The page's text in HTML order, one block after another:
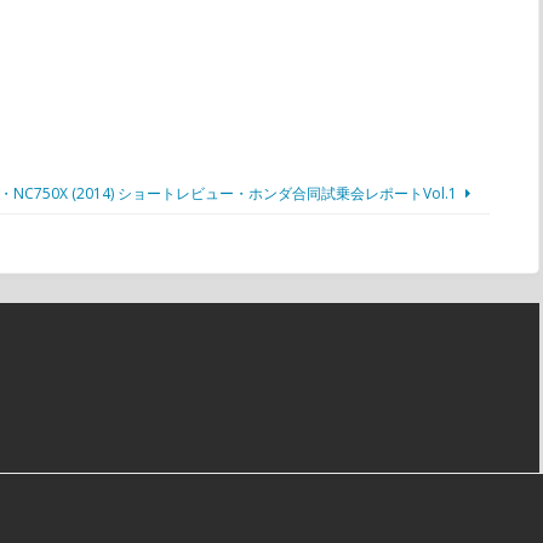
NC750X (2014) ショートレビュー・ホンダ合同試乗会レポートVol.1